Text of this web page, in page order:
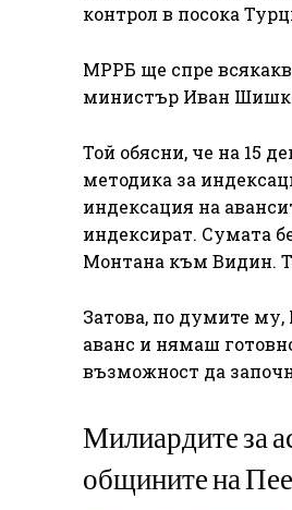
контрол в посока
МРРБ ще спре
министър Иван
Той обясни, че на 15
методика за
индексация на
индексират. Сумата
Монтана към Видин.
Затова, по думите му,
аванс и нямаш
възможност да
Милиардите за
общините на